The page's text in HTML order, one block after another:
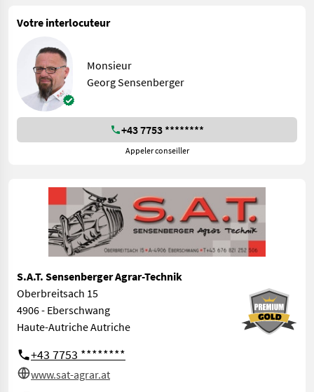
Votre interlocuteur
Monsieur
Georg Sensenberger
+43 7753 ********
Appeler conseiller
S.A.T. Sensenberger Agrar-Technik
Oberbreitsach 15
4906 - Eberschwang
Haute-Autriche Autriche
+43 7753 ********
www.sat-agrar.at